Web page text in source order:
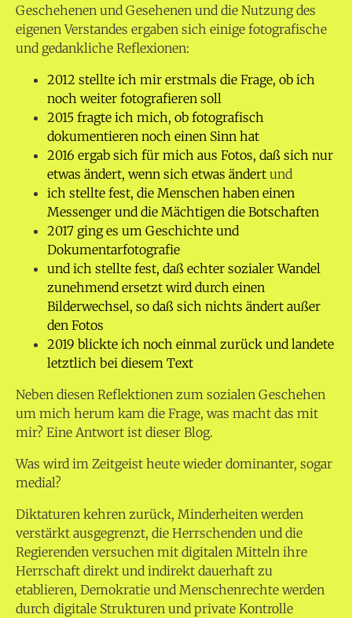
Geschehenen und Gesehenen und die Nutzung des
eigenen Verstandes ergaben sich einige fotografische
und gedankliche Reflexionen:
2012 stellte ich mir erstmals die Frage, ob ich
noch weiter fotografieren soll
2015 fragte ich mich, ob fotografisch
dokumentieren noch einen Sinn hat
2016 ergab sich für mich aus Fotos, daß sich nur
etwas ändert, wenn sich etwas ändert und
ich stellte fest, die Menschen haben einen
Messenger und die Mächtigen die Botschaften
2017 ging es um Geschichte und
Dokumentarfotografie
und ich stellte fest, daß echter sozialer Wandel
zunehmend ersetzt wird durch einen
Bilderwechsel, so daß sich nichts ändert außer
den Fotos
2019 blickte ich noch einmal zurück und landete
letztlich bei diesem Text
Neben diesen Reflektionen zum sozialen Geschehen
um mich herum kam die Frage, was macht das mit
mir? Eine Antwort ist dieser Blog.
Was wird im Zeitgeist heute wieder dominanter, sogar
medial?
Diktaturen kehren zurück, Minderheiten werden
verstärkt ausgegrenzt, die Herrschenden und die
Regierenden versuchen mit digitalen Mitteln ihre
Herrschaft direkt und indirekt dauerhaft zu
etablieren, Demokratie und Menschenrechte werden
durch digitale Strukturen und private Kontrolle